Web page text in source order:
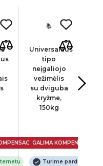
Universalaus
tipo
neįgaliojo
vežimėlis
su dviguba
kryžme,
150kg
GALIMA KOMPENSACIJA
Turime parduotuvėje